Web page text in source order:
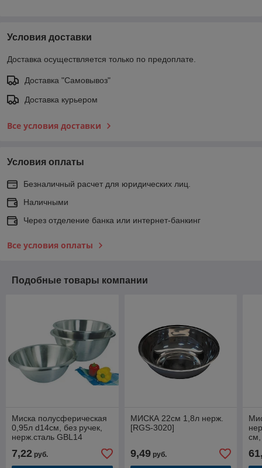
Условия доставки
Доставка осуществляется только по предоплате.
Доставка "Самовывоз"
Доставка курьером
Все условия доставки
Условия оплаты
Безналичный расчет для юридических лиц.
Наличными
Через отделение банка или интернет-банкинг
Все условия оплаты
Подобные товары компании
Миска полусферическая
0,95л d14см, без ручек,
нерж.сталь GBL14
7,22 руб.
МИСКА 22см 1,8л нерж.
[RGS-3020]
9,49руб.
см,